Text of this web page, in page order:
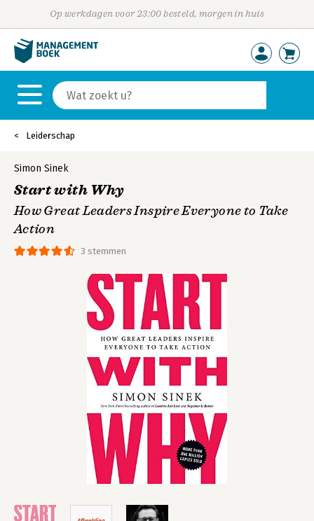
Op werkdagen voor 23:00 besteld, morgen in huis
Leiderschap
3 stemmen
Simon Sinek
Start with Why
How Great Leaders Inspire Everyone to Take
Action